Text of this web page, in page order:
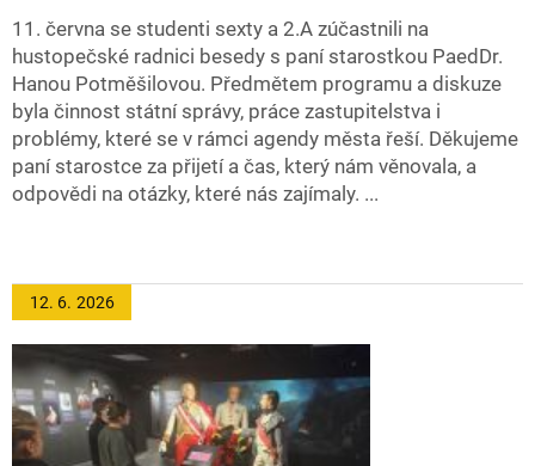
11. června se studenti sexty a 2.A zúčastnili na
hustopečské radnici besedy s paní starostkou PaedDr.
Hanou Potměšilovou. Předmětem programu a diskuze
byla činnost státní správy, práce zastupitelstva i
problémy, které se v rámci agendy města řeší. Děkujeme
paní starostce za přijetí a čas, který nám věnovala, a
odpovědi na otázky, které nás zajímaly. ...
12. 6. 2026